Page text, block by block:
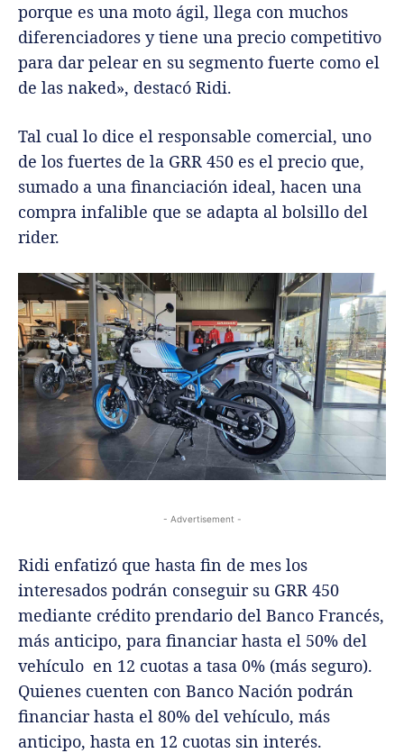
porque es una moto ágil, llega con muchos
diferenciadores y tiene una precio competitivo
para dar pelear en su segmento fuerte como el
de las naked», destacó Ridi.
Tal cual lo dice el responsable comercial, uno
de los fuertes de la GRR 450 es el precio que,
sumado a una financiación ideal, hacen una
compra infalible que se adapta al bolsillo del
rider.
- Advertisement -
Ridi enfatizó que hasta fin de mes los
interesados podrán conseguir su GRR 450
mediante crédito prendario del Banco Francés,
más anticipo, para financiar hasta el 50% del
vehículo en 12 cuotas a tasa 0% (más seguro).
Quienes cuenten con Banco Nación podrán
financiar hasta el 80% del vehículo, más
anticipo, hasta en 12 cuotas sin interés.